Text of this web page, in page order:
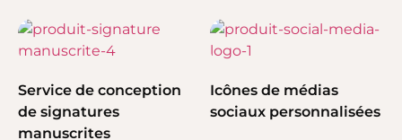
Service de conception
de signatures
manuscrites
Icônes de médias
sociaux personnalisées